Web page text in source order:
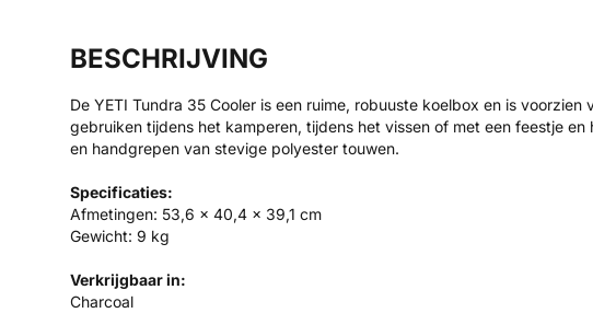
BESCHRIJVING
De YETI Tundra 35 Cooler is een ruime, robuuste koelbox en is
gebruiken tijdens het kamperen, tijdens het vissen of met een feestje
en handgrepen van stevige polyester touwen.
Specificaties:
Afmetingen: 53,6 x 40,4 x 39,1 cm
Gewicht: 9 kg
Verkrijgbaar in:
Charcoal